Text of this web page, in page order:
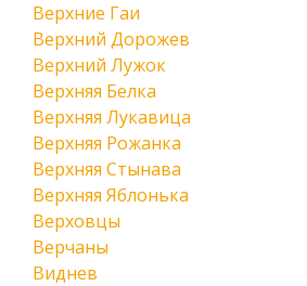
Верхние Гаи
Верхний Дорожев
Верхний Лужок
Верхняя Белка
Верхняя Лукавица
Верхняя Рожанка
Верхняя Стынава
Верхняя Яблонька
Верховцы
Верчаны
Виднев